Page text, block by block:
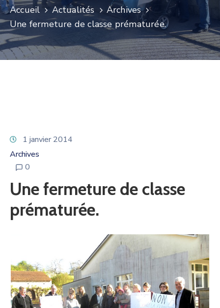
Vie
Locale
Enfance
Accueil Actualités
Archives
Une fermeture de classe prématurée.
1 janvier 2014
Archives
0
Une fermeture de classe
prématurée.